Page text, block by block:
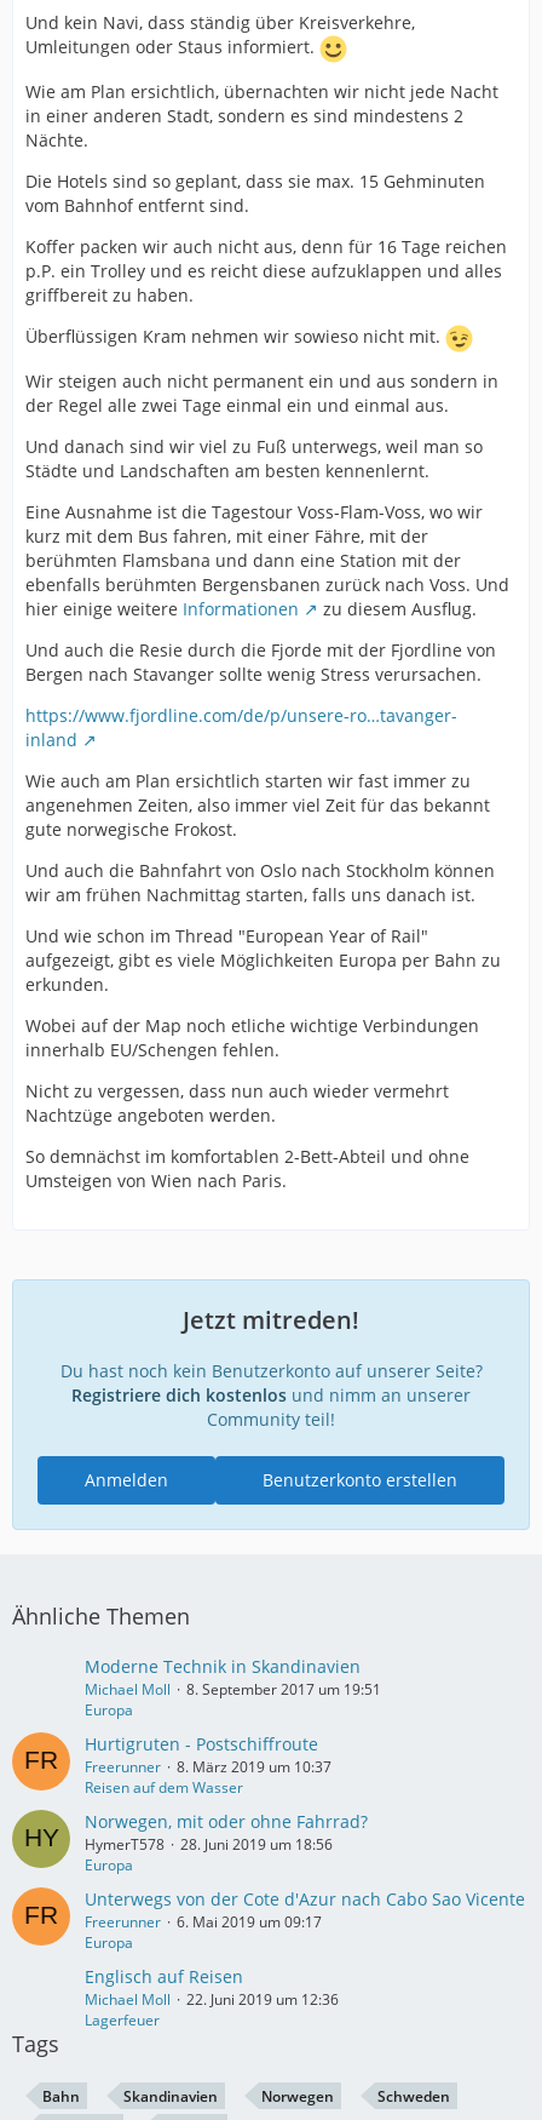
Und kein Navi, dass ständig über Kreisverkehre,
Umleitungen oder Staus informiert.
Wie am Plan ersichtlich, übernachten wir nicht jede Nacht
in einer anderen Stadt, sondern es sind mindestens 2
Nächte.
Die Hotels sind so geplant, dass sie max. 15 Gehminuten
vom Bahnhof entfernt sind.
Koffer packen wir auch nicht aus, denn für 16 Tage reichen
p.P. ein Trolley und es reicht diese aufzuklappen und alles
griffbereit zu haben.
Überflüssigen Kram nehmen wir sowieso nicht mit.
Wir steigen auch nicht permanent ein und aus sondern in
der Regel alle zwei Tage einmal ein und einmal aus.
Und danach sind wir viel zu Fuß unterwegs, weil man so
Städte und Landschaften am besten kennenlernt.
Eine Ausnahme ist die Tagestour Voss-Flam-Voss, wo wir
kurz mit dem Bus fahren, mit einer Fähre, mit der
berühmten Flamsbana und dann eine Station mit der
ebenfalls berühmten Bergensbanen zurück nach Voss. Und
hier einige weitere Informationen
zu diesem Ausflug.
Und auch die Resie durch die Fjorde mit der Fjordline von
Bergen nach Stavanger sollte wenig Stress verursachen.
https://www.fjordline.com/de/p/unsere-ro…tavanger-
inland
Wie auch am Plan ersichtlich starten wir fast immer zu
angenehmen Zeiten, also immer viel Zeit für das bekannt
gute norwegische Frokost.
Und auch die Bahnfahrt von Oslo nach Stockholm können
wir am frühen Nachmittag starten, falls uns danach ist.
Und wie schon im Thread "European Year of Rail"
aufgezeigt, gibt es viele Möglichkeiten Europa per Bahn zu
erkunden.
Wobei auf der Map noch etliche wichtige Verbindungen
innerhalb EU/Schengen fehlen.
Nicht zu vergessen, dass nun auch wieder vermehrt
Nachtzüge angeboten werden.
So demnächst im komfortablen 2-Bett-Abteil und ohne
Umsteigen von Wien nach Paris.
Jetzt mitreden!
Du hast noch kein Benutzerkonto auf unserer Seite?
Registriere dich kostenlos und nimm an unserer
Community teil!
Benutzerkonto erstellen
Anmelden
Ähnliche Themen
Moderne Technik in Skandinavien
Michael Moll
8. September 2017 um 19:51
Europa
Hurtigruten - Postschiffroute
Freerunner
8. März 2019 um 10:37
Reisen auf dem Wasser
Norwegen, mit oder ohne Fahrrad?
HymerT578
28. Juni 2019 um 18:56
Europa
Unterwegs von der Cote d'Azur nach Cabo Sao Vicente
Freerunner
6. Mai 2019 um 09:17
Europa
Englisch auf Reisen
Michael Moll
22. Juni 2019 um 12:36
Lagerfeuer
Tags
Bahn Skandinavien Norwegen
Schweden